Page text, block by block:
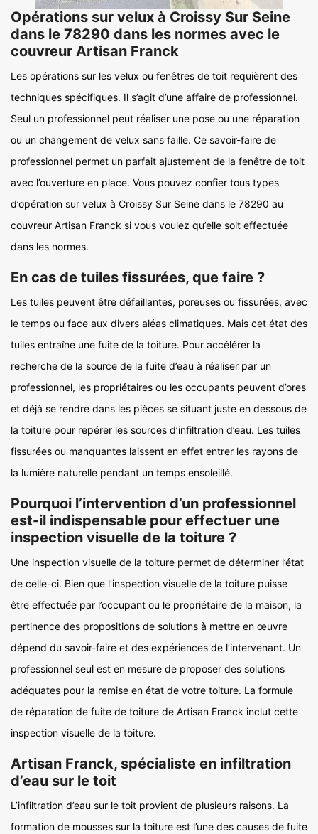
Opérations sur velux à Croissy Sur Seine
dans le 78290 dans les normes avec le
couvreur Artisan Franck
Les opérations sur les velux ou fenêtres de toit requièrent des
techniques spécifiques. Il s’agit d’une affaire de professionnel.
Seul un professionnel peut réaliser une pose ou une réparation
ou un changement de velux sans faille. Ce savoir-faire de
professionnel permet un parfait ajustement de la fenêtre de toit
avec l’ouverture en place. Vous pouvez confier tous types
d’opération sur velux à Croissy Sur Seine dans le 78290 au
couvreur Artisan Franck si vous voulez qu’elle soit effectuée
dans les normes.
En cas de tuiles fissurées, que faire ?
Les tuiles peuvent être défaillantes, poreuses ou fissurées, avec
le temps ou face aux divers aléas climatiques. Mais cet état des
tuiles entraîne une fuite de la toiture. Pour accélérer la
recherche de la source de la fuite d’eau à réaliser par un
professionnel, les propriétaires ou les occupants peuvent d’ores
et déjà se rendre dans les pièces se situant juste en dessous de
la toiture pour repérer les sources d’infiltration d’eau. Les tuiles
fissurées ou manquantes laissent en effet entrer les rayons de
la lumière naturelle pendant un temps ensoleillé.
Pourquoi l’intervention d’un professionnel
est-il indispensable pour effectuer une
inspection visuelle de la toiture ?
Une inspection visuelle de la toiture permet de déterminer l’état
de celle-ci. Bien que l’inspection visuelle de la toiture puisse
être effectuée par l’occupant ou le propriétaire de la maison, la
pertinence des propositions de solutions à mettre en œuvre
dépend du savoir-faire et des expériences de l’intervenant. Un
professionnel seul est en mesure de proposer des solutions
adéquates pour la remise en état de votre toiture. La formule
de réparation de fuite de toiture de Artisan Franck inclut cette
inspection visuelle de la toiture.
Artisan Franck, spécialiste en infiltration
d’eau sur le toit
L’infiltration d’eau sur le toit provient de plusieurs raisons. La
formation de mousses sur la toiture est l’une des causes de fuite